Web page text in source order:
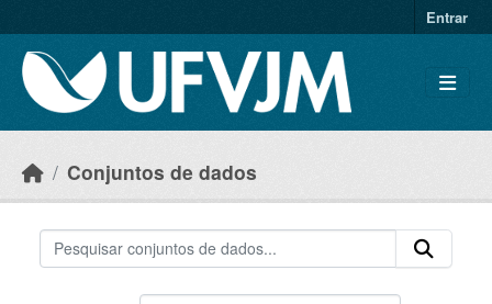
Entrar
Conjuntos de dados